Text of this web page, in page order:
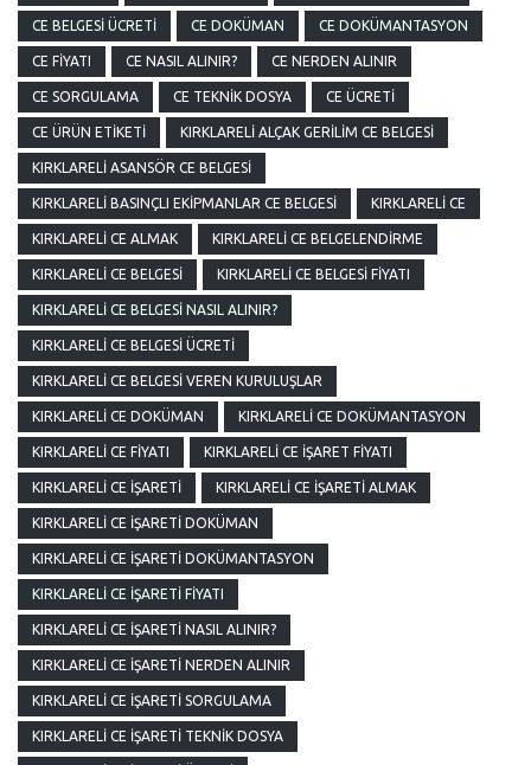
CE BELGESI ÜCRETI CE DOKÜMAN CE DOKÜMANTASYON
CE FIYATI CE NASIL ALINIR? CE NERDEN ALINIR
CE SORGULAMA CE TEKNIK DOSYA CE ÜCRETI
CE ÜRÜN ETIKETI KIRKLARELI ALÇAK GERILIM CE BELGESI
KIRKLARELI ASANSÖR CE BELGESI
KIRKLARELI BASINÇLI EKIPMANLAR CE BELGESI KIRKLARELI CE
KIRKLARELI CE ALMAK KIRKLARELI CE BELGELENDIRME
KIRKLARELI CE BELGESI KIRKLARELI CE BELGESI FIYATI
KIRKLARELI CE BELGESI NASIL ALINIR?
KIRKLARELI CE BELGESI ÜCRETI
KIRKLARELI CE BELGESI VEREN KURULUŞLAR
KIRKLARELI CE DOKÜMAN KIRKLARELI CE DOKÜMANTASYON
KIRKLARELI CE FIYATI KIRKLARELI CE İŞARET FIYATI
KIRKLARELI CE İŞARETI KIRKLARELI CE İŞARETI ALMAK
KIRKLARELI CE İŞARETI DOKÜMAN
KIRKLARELI CE İŞARETI DOKÜMANTASYON
KIRKLARELI CE İŞARETI FIYATI
KIRKLARELI CE İŞARETI NASIL ALINIR?
KIRKLARELI CE İŞARETI NERDEN ALINIR
KIRKLARELI CE İŞARETI SORGULAMA
KIRKLARELI CE İŞARETI TEKNIK DOSYA